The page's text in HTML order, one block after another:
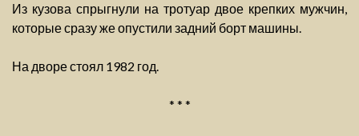
Из кузова спрыгнули на тротуар двое крепких мужчин,
которые сразу же опустили задний борт машины.
На дворе стоял 1982 год.
* * *